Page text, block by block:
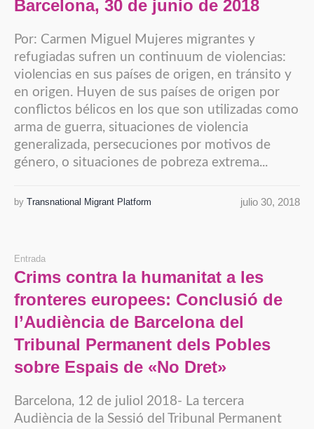
Barcelona, 30 de junio de 2018
Por: Carmen Miguel Mujeres migrantes y
refugiadas sufren un continuum de violencias:
violencias en sus países de origen, en tránsito y
en origen. Huyen de sus países de origen por
conflictos bélicos en los que son utilizadas como
arma de guerra, situaciones de violencia
generalizada, persecuciones por motivos de
género, o situaciones de pobreza extrema...
julio 30, 2018
by Transnational Migrant Platform
Entrada
Crims contra la humanitat a les
fronteres europees: Conclusió de
l’Audiència de Barcelona del
Tribunal Permanent dels Pobles
sobre Espais de «No Dret»
Barcelona, 12 de juliol 2018- La tercera
Audiència de la Sessió del Tribunal Permanent